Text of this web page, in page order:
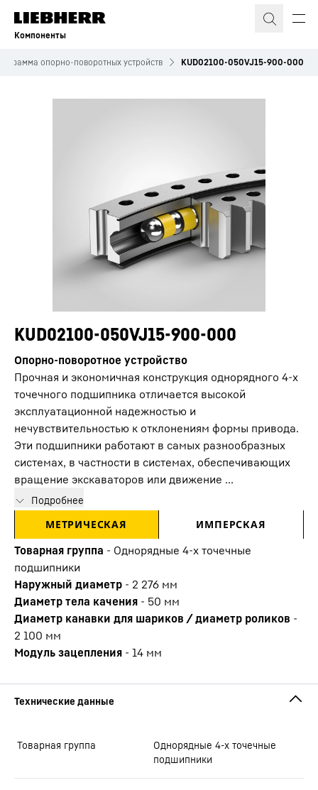
Компоненты
опорно-поворотных устройств KUD02100-050VJ15-900-000
KUD02100-050VJ15-900-000
Опорно-поворотное устройство
Прочная и экономичная конструкция однорядного 4-х
точечного подшипника отличается высокой
эксплуатационной надежностью и
нечувствительностью к отклонениям формы привода.
Эти подшипники работают в самых разнообразных
системах, в частности в системах, обеспечивающих
вращение экскаваторов или движение ...
Подробнее
МЕТРИЧЕСКАЯ ИМПЕРСКАЯ
Товарная группа - Oднорядные 4-х точечные
подшипники
Наружный диаметр - 2 276 мм
Диаметр тела качения - 50 мм
Диаметр канавки для шариков / диаметр роликов -
2 100 мм
Модуль зацепления - 14 мм
Товарная группа
Oднорядные 4-х точечные
подшипники